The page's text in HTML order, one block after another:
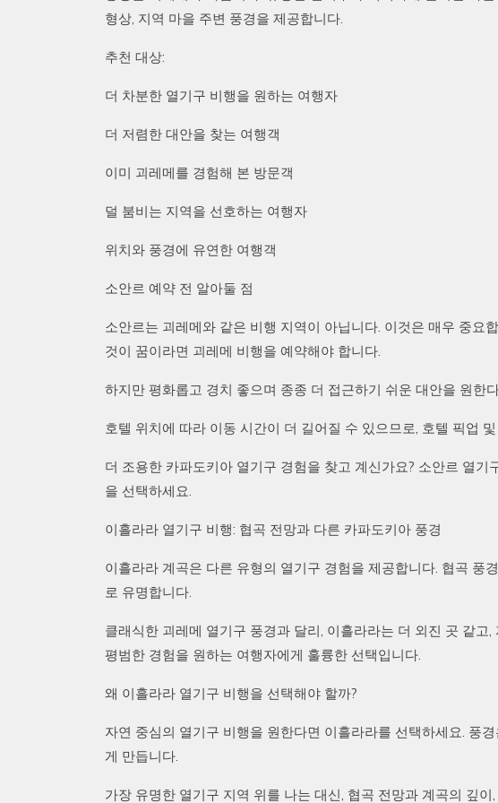
형상, 지역 마을 주변 풍경을 제공합니다.
추천 대상:
더 차분한 열기구 비행을 원하는 여행자
더 저렴한 대안을 찾는 여행객
이미 괴레메를 경험해 본 방문객
덜 붐비는 지역을 선호하는 여행자
위치와 풍경에 유연한 여행객
소안르 예약 전 알아둘 점
소안르는 괴레메와 같은 비행 지역이 아닙니다. 이것은 매우 중요
것이 꿈이라면 괴레메 비행을 예약해야 합니다.
하지만 평화롭고 경치 좋으며 종종 더 접근하기 쉬운 대안을 원한
호텔 위치에 따라 이동 시간이 더 길어질 수 있으므로, 호텔 픽업
더 조용한 카파도키아 열기구 경험을 찾고 계신가요? 소안르 열
을 선택하세요.
이흘라라 열기구 비행: 협곡 전망과 다른 카파도키아 풍경
이흘라라 계곡은 다른 유형의 열기구 경험을 제공합니다. 협곡 풍
로 유명합니다.
클래식한 괴레메 열기구 풍경과 달리, 이흘라라는 더 외진 곳 같
평범한 경험을 원하는 여행자에게 훌륭한 선택입니다.
왜 이흘라라 열기구 비행을 선택해야 할까?
자연 중심의 열기구 비행을 원한다면 이흘라라를 선택하세요.
게 만듭니다.
가장 유명한 열기구 지역 위를 나는 대신, 협곡 전망과 계곡의 깊